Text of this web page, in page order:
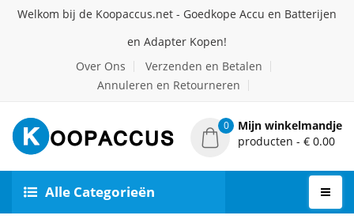
Welkom bij de Koopaccus.net - Goedkope Accu en Batterijen
en Adapter Kopen!
Over Ons
Verzenden en Betalen
Annuleren en Retourneren
0
Mijn winkelmandje
producten - € 0.00
Alle Categorieën